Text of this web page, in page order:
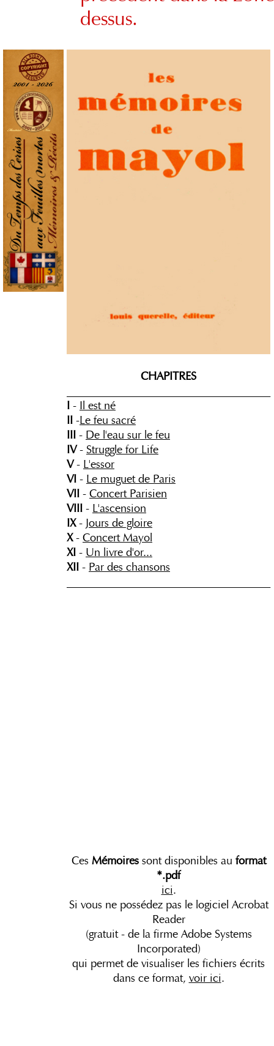
dessus.
CHAPITRES
I - Il est né
II -Le feu sacré
III - De l'eau sur le feu
IV- Struggle for Life
V- L'essor
VI - Le muguet de Paris
VII - Concert Parisien
VIII - L'ascension
IX- Jours de gloire
X- Concert Mayol
XI - Un livre d'or...
XII - Par des chansons
Ces Mémoiressont disponibles au format
*.pdf
ici.
Si vous ne possédez pas le logiciel Acrobat
Reader
(gratuit - de la firme Adobe Systems
Incorporated)
qui permet de visualiser les fichiers écrits
dans ce format, voir ici.